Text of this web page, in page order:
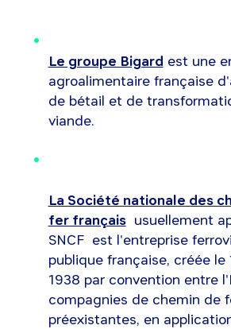
Le groupe Bigard est une
agroalimentaire française
de bétail et de
viande.
La Société nationale des
fer françaisusuellement
SNCF est l'entreprise
publique française, créée le
1938 par convention entre
compagnies de chemin de
préexistantes, en